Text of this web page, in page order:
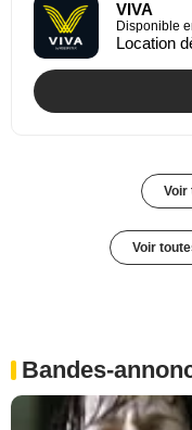
VIVA
Disponible
Location
Voir
Voir
Bandes-